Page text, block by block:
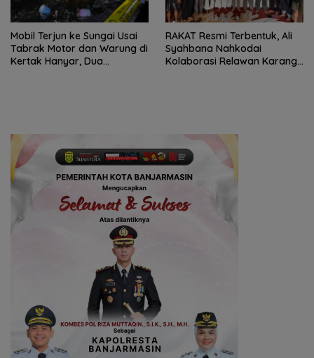
Mobil Terjun ke Sungai Usai
Tabrak Motor dan Warung di
Kertak Hanyar, Dua
RAKAT Resmi Terbentuk, Ali
Syahbana Nahkodai
Kolaborasi Relawan Karang